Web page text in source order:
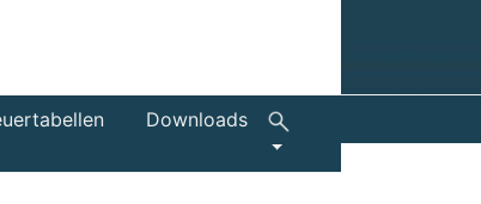
Downloads